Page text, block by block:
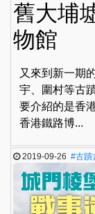
舊大埔
物館
又來到新一期
宇、圍村等古
要介紹的是香
香港鐵路博...
2019-09-26#古蹟